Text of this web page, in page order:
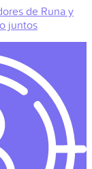
de Runa y
juntos